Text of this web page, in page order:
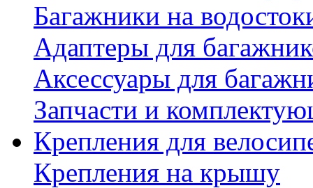
Багажники на
Адаптеры для
Аксессуары для
Запчасти и
Крепления для
Крепления на крышу